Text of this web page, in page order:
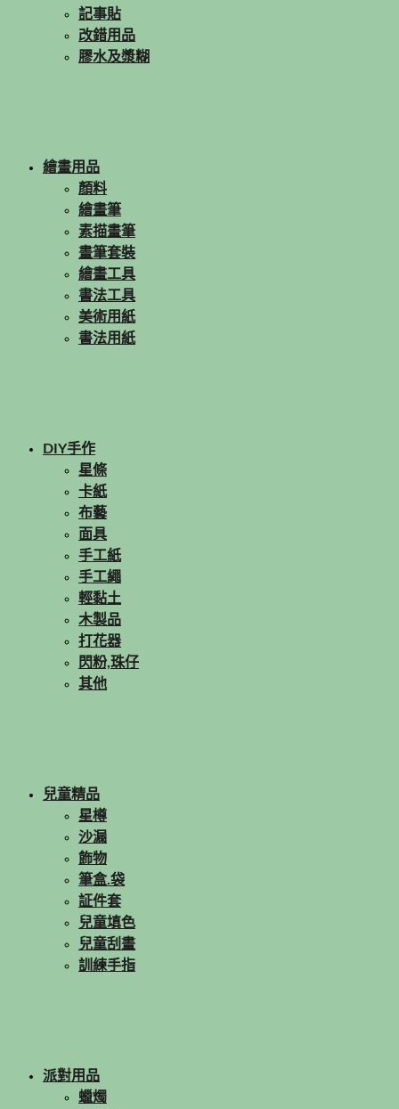
記事貼
改錯用品
膠水及漿糊
繪畫用品
顏料
繪畫筆
素描畫筆
畫筆套裝
繪畫工具
書法工具
美術用紙
書法用紙
DIY手作
星條
卡紙
布藝
面具
手工紙
手工繩
輕黏土
木製品
打花器
閃粉,珠仔
其他
兒童精品
星樽
沙漏
飾物
筆盒.袋
証件套
兒童填色
兒童刮畫
訓練手指
派對用品
蠟燭